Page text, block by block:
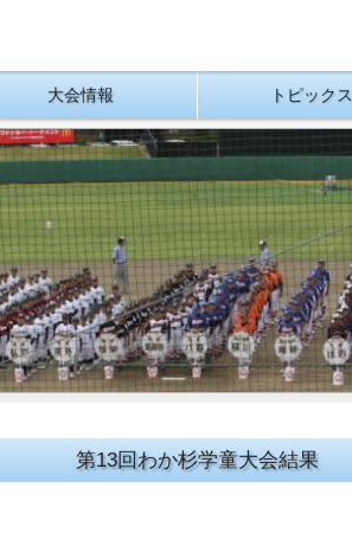
大会情報 トピックス
第13回わか杉学童大会結果